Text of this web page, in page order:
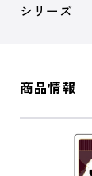
シリーズ
商品情報